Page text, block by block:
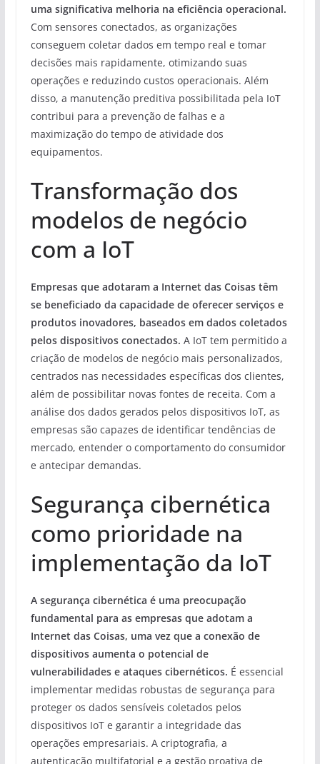
uma significativa melhoria na eficiência operacional.
Com sensores conectados, as organizações
conseguem coletar dados em tempo real e tomar
decisões mais rapidamente, otimizando suas
operações e reduzindo custos operacionais. Além
disso, a manutenção preditiva possibilitada pela IoT
contribui para a prevenção de falhas e a
maximização do tempo de atividade dos
equipamentos.
Transformação dos
modelos de negócio
com a IoT
Empresas que adotaram a Internet das Coisas têm
se beneficiado da capacidade de oferecer serviços e
produtos inovadores, baseados em dados coletados
pelos dispositivos conectados. A IoT tem permitido a
criação de modelos de negócio mais personalizados,
centrados nas necessidades específicas dos clientes,
além de possibilitar novas fontes de receita. Com a
análise dos dados gerados pelos dispositivos IoT, as
empresas são capazes de identificar tendências de
mercado, entender o comportamento do consumidor
e antecipar demandas.
Segurança cibernética
como prioridade na
implementação da IoT
A segurança cibernética é uma preocupação
fundamental para as empresas que adotam a
Internet das Coisas, uma vez que a conexão de
dispositivos aumenta o potencial de
vulnerabilidades e ataques cibernéticos. É essencial
implementar medidas robustas de segurança para
proteger os dados sensíveis coletados pelos
dispositivos IoT e garantir a integridade das
operações empresariais. A criptografia, a
autenticação multifatorial e a gestão proativa de